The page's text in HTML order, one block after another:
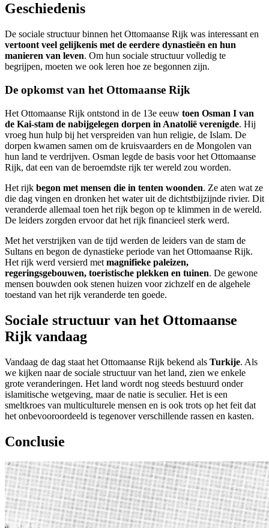
Geschiedenis
De sociale structuur binnen het Ottomaanse Rijk was interessant en
vertoont veel gelijkenis met de eerdere dynastieën en hun
manieren van leven. Om hun sociale structuur volledig te
begrijpen, moeten we ook leren hoe ze begonnen zijn.
De opkomst van het Ottomaanse Rijk
Het Ottomaanse Rijk ontstond in de 13e eeuw toen Osman I van
de Kai-stam de nabijgelegen dorpen in Anatolië verenigde. Hij
vroeg hun hulp bij het verspreiden van hun religie, de Islam. De
dorpen kwamen samen om de kruisvaarders en de Mongolen van
hun land te verdrijven. Osman legde de basis voor het Ottomaanse
Rijk, dat een van de beroemdste rijk ter wereld zou worden.
Het rijk begon met mensen die in tenten woonden. Ze aten wat ze
die dag vingen en dronken het water uit de dichtstbijzijnde rivier. Dit
veranderde allemaal toen het rijk begon op te klimmen in de wereld.
De leiders zorgden ervoor dat het rijk financieel sterk werd.
Met het verstrijken van de tijd werden de leiders van de stam de
Sultans en begon de dynastieke periode van het Ottomaanse Rijk.
Het rijk werd versierd met magnifieke paleizen,
regeringsgebouwen, toeristische plekken en tuinen. De gewone
mensen bouwden ook stenen huizen voor zichzelf en de algehele
toestand van het rijk veranderde ten goede.
Sociale structuur van het Ottomaanse
Rijk vandaag
Vandaag de dag staat het Ottomaanse Rijk bekend als Turkije. Als
we kijken naar de sociale structuur van het land, zien we enkele
grote veranderingen. Het land wordt nog steeds bestuurd onder
islamitische wetgeving, maar de natie is seculier. Het is een
smeltkroes van multiculturele mensen en is ook trots op het feit dat
het onbevooroordeeld is tegenover verschillende rassen en kasten.
Conclusie